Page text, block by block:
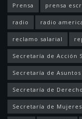
Prensa prensa
radio radio
reclamo salarial
Secretaría de Acción
Secretaría de
Secretaría de
Secretaría de